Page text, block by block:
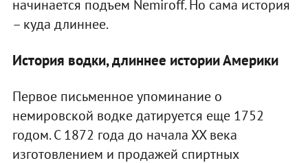
начинается подъем Nemiroff. Но сама история
– куда длиннее.
История водки, длиннее истории Америки
Первое письменное упоминание о
немировской водке датируется еще 1752
годом. С 1872 года до начала ХХ века
изготовлением и продажей спиртных